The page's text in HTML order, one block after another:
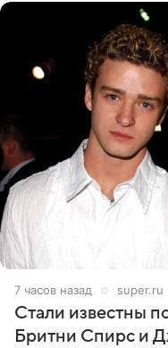
7 часов назад super.ru
Стали известны
Бритни Спирс и